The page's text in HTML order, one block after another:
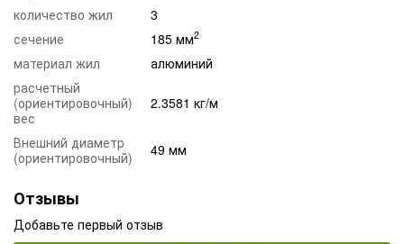
количество жил
3
сечение
185 мм2
материал жил
алюминий
расчетный
(ориентировочный)
вес
2.3581 кг/м
Внешний диаметр
(ориентировочный)
49 мм
Отзывы
Добавьте первый отзыв